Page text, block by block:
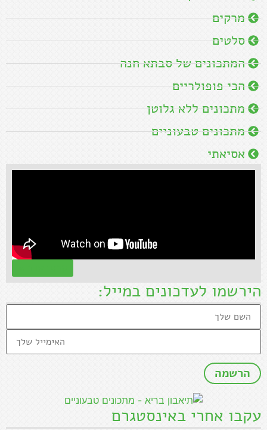
מרקים
סלטים
המתכונים של סבתא חנה
הכי פופולריים
מתכונים ללא גלוטן
מתכונים טבעוניים
אסיאתי
הירשמו לעדכונים במייל:
עקבו אחרי באינסטגרם